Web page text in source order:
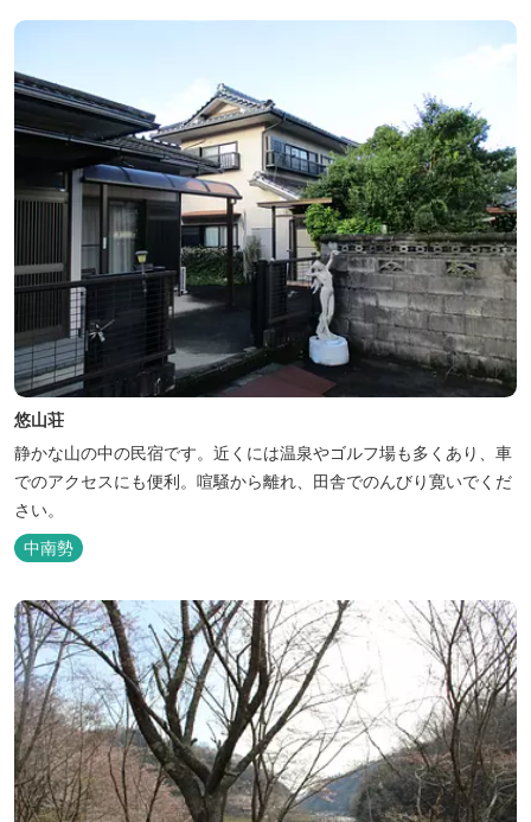
整えた後は、和食や焼肉など、気分で選べる夕食をゆったりと。 翌
悠山荘
静かな山の中の民宿です。近くには温泉やゴルフ場も多くあり、車
でのアクセスにも便利。喧騒から離れ、田舎でのんびり寛いでくだ
さい。
中南勢